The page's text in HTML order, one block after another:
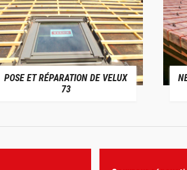
POSE ET RÉPARATION DE VELUX
73